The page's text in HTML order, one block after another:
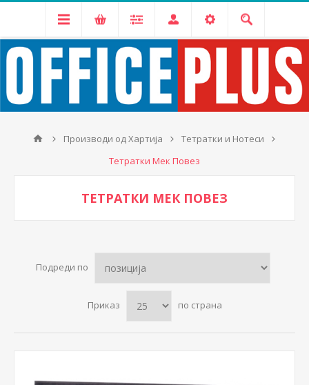
Производи од Хартија
Тетратки и Нотеси
Тетратки Мек Повез
ТЕТРАТКИ МЕК ПОВЕЗ
Подреди по
Приказ по страна